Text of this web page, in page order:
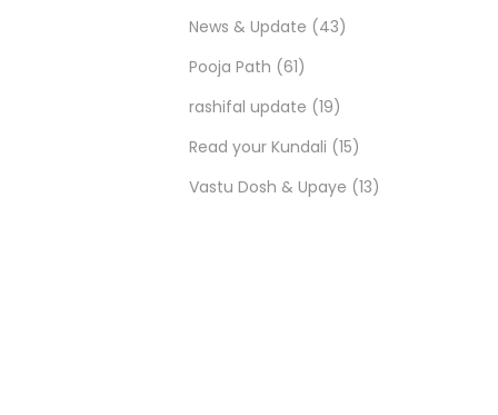
News & Update (43)
Pooja Path (61)
rashifal update (19)
Read your Kundali (15)
Vastu Dosh & Upaye (13)